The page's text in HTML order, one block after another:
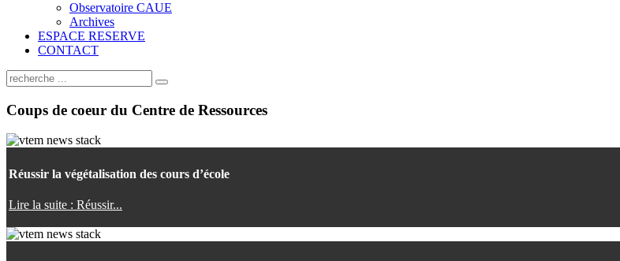
Observatoire CAUE
Archives
ESPACE RESERVE
CONTACT
Coups de coeur du Centre de Ressources
Réussir la végétalisation des cours d’école
Lire la suite : Réussir...